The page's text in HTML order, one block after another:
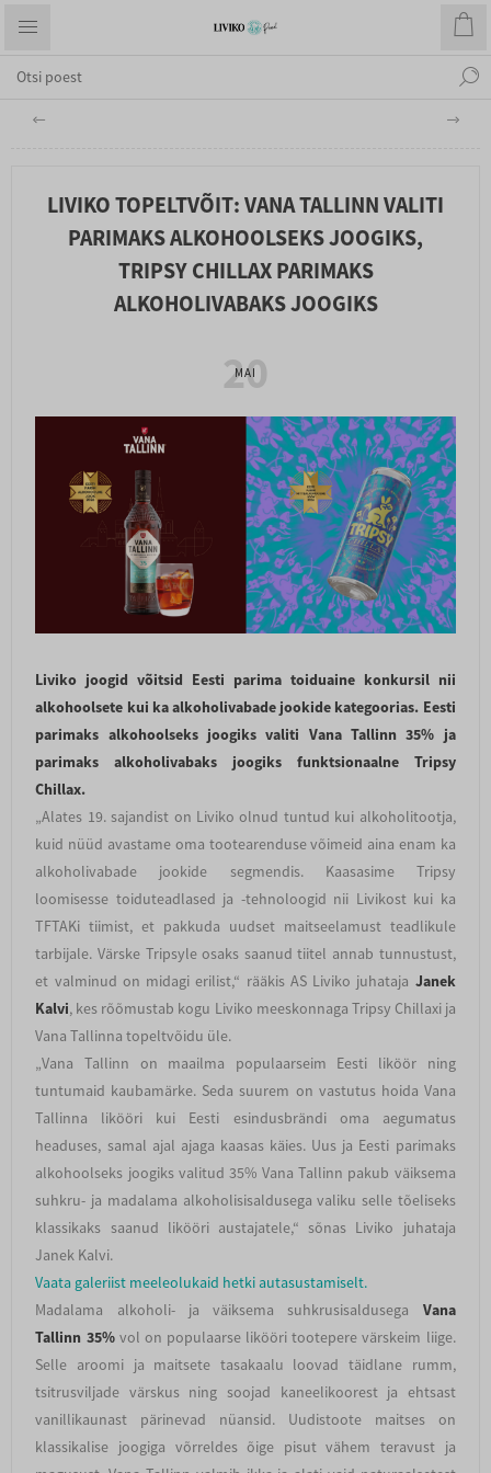
LIVIKO TOPELTVÕIT: VANA TALLINN VALITI
PARIMAKS ALKOHOOLSEKS JOOGIKS,
TRIPSY CHILLAX PARIMAKS
ALKOHOLIVABAKS JOOGIKS
20
MAI
Liviko joogid võitsid Eesti parima toiduaine konkursil nii
alkohoolsete kui ka alkoholivabade jookide kategoorias. Eesti
parimaks alkohoolseks joogiks valiti Vana Tallinn 35% ja
parimaks alkoholivabaks joogiks funktsionaalne Tripsy
Chillax.
„Alates 19. sajandist on Liviko olnud tuntud kui alkoholitootja,
kuid nüüd avastame oma tootearenduse võimeid aina enam ka
alkoholivabade jookide segmendis. Kaasasime Tripsy
loomisesse toiduteadlased ja -tehnoloogid nii Livikost kui ka
TFTAKi tiimist, et pakkuda uudset maitseelamust teadlikule
tarbijale. Värske Tripsyle osaks saanud tiitel annab tunnustust,
et valminud on midagi erilist,“ rääkis AS Liviko juhataja Janek
Kalvi, kes rõõmustab kogu Liviko meeskonnaga Tripsy Chillaxi ja
Vana Tallinna topeltvõidu üle.
„Vana Tallinn on maailma populaarseim Eesti liköör ning
tuntumaid kaubamärke. Seda suurem on vastutus hoida Vana
Tallinna likööri kui Eesti esindusbrändi oma aegumatus
headuses, samal ajal ajaga kaasas käies. Uus ja Eesti parimaks
alkohoolseks joogiks valitud 35% Vana Tallinn pakub väiksema
suhkru- ja madalama alkoholisisaldusega valiku selle tõeliseks
klassikaks saanud likööri austajatele,“ sõnas Liviko juhataja
Janek Kalvi.
Vaata galeriist meeleolukaid hetki autasustamiselt.
Madalama alkoholi- ja väiksema suhkrusisaldusega Vana
Tallinn 35%vol on populaarse likööri tootepere värskeim liige.
Selle aroomi ja maitsete tasakaalu loovad täidlane rumm,
tsitrusviljade värskus ning soojad kaneelikoorest ja ehtsast
vanillikaunast pärinevad nüansid. Uudistoote maitses on
klassikalise joogiga võrreldes õige pisut vähem teravust ja